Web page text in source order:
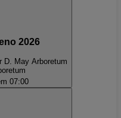
2026
D. May Arboretum
07:00